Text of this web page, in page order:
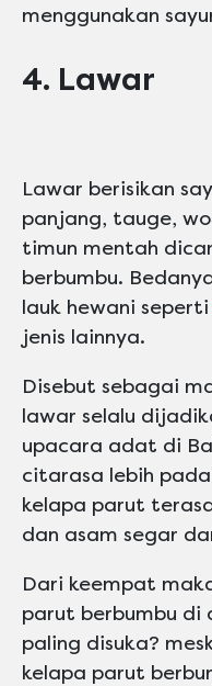
menggunakan
4. Lawar
Lawar berisikan
panjang, tauge,
timun mentah
berbumbu.
lauk hewani seperti
jenis lainnya.
Disebut sebagai
lawar selalu
upacara adat di
citarasa lebih
kelapa parut
dan asam segar
Dari keempat
parut berbumbu di
paling disuka?
kelapa parut